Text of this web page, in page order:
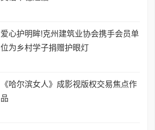
爱心护明眸!克州建筑业协会携手会员单
位为乡村学子捐赠护眼灯
《哈尔滨女人》成影视版权交易焦点作
品